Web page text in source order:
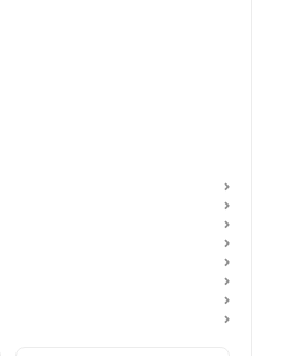
⌄
⌄
⌄
⌄
⌄
⌄
⌄
⌄